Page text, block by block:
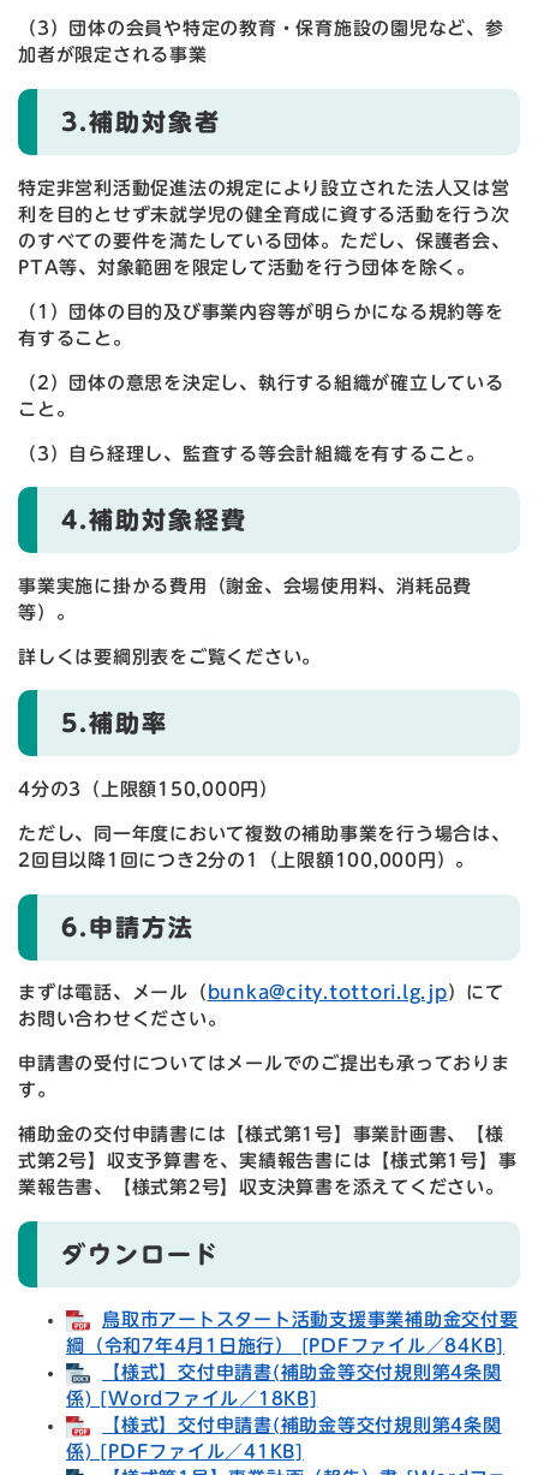
（3）団体の会員や特定の教育・保育施設の園児など、参
加者が限定される事業
3.補助対象者
特定非営利活動促進法の規定により設立された法人又は営
利を目的とせず未就学児の健全育成に資する活動を行う次
のすべての要件を満たしている団体。ただし、保護者会、
PTA等、対象範囲を限定して活動を行う団体を除く。
（1）団体の目的及び事業内容等が明らかになる規約等を
有すること。
（2）団体の意思を決定し、執行する組織が確立している
こと。
（3）自ら経理し、監査する等会計組織を有すること。
4.補助対象経費
事業実施に掛かる費用（謝金、会場使用料、消耗品費
等）。
詳しくは要綱別表をご覧ください。
5.補助率
4分の3（上限額150,000円）
ただし、同一年度において複数の補助事業を行う場合は、
2回目以降1回につき2分の1（上限額100,000円）。
6.申請方法
まずは電話、メール（ bunka@city.tottori.lg.jp ）にて
お問い合わせください。
申請書の受付についてはメールでのご提出も承っておりま
す。
補助金の交付申請書には【様式第1号】事業計画書、【様
式第2号】収支予算書を、実績報告書には【様式第1号】事
業報告書、【様式第2号】収支決算書を添えてください。
ダウンロード
鳥取市アートスタート活動支援事業補助金交付要
綱（令和7年4月1日施行） [PDFファイル／84KB]
【様式】交付申請書(補助金等交付規則第4条関
係) [Wordファイル／18KB]
【様式】交付申請書(補助金等交付規則第4条関
係) [PDFファイル／41KB]